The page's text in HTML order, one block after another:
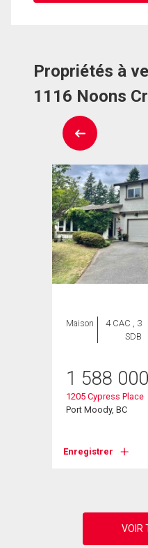
Propriétés à
1116 Noons
Maison
4 CAC , 3
SDB
1 588 000
1205 Cypress Place
Port Moody, BC
Enregistrer